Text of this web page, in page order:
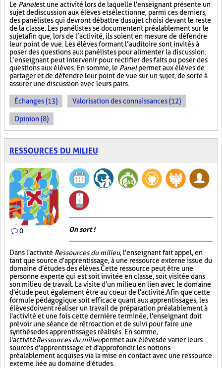
Le Panelest une activité lors de laquelle l'enseignant présente un
sujet de discussion aux élèves et sélectionne, parmi ces derniers,
des panélistes qui devront débattre du sujet choisi devant le reste
de la classe. Les panélistes se documentent préalablement sur le
sujet afin que, lors de l’activité, ils soient en mesure de défendre
leur point de vue. Les élèves formant l’auditoire sont invités à
poser des questions aux panélistes pour alimenter la discussion.
L’enseignant peut intervenir pour rectifier des faits ou poser des
questions aux élèves. En somme, le Panelpermet aux élèves de
partager et de défendre leur point de vue sur un sujet, de sorte à
assurer une discussion avec leurs pairs.
Échanges (13) Valorisation des connaissances (12)
Opinion (8)
RESSOURCES DU MILIEU
0 On sort !
Dans l'activité Ressources du milieu, l'enseignant fait appel, en
tant que source d'apprentissage, à une ressource externe issue du
domaine d'études des élèves. Cette ressource peut être une
personne experte qui est soit invitée en classe, soit visitée dans
son milieu de travail. La visite d'un milieu en lien avec le domaine
d'étude peut également être au coeur de l'activité. Afin que cette
formule pédagogique soit efficace quant aux apprentissages, les
élèves doivent réaliser un travail de préparation préalablement à
l'activité et une fois cette dernière terminée, l'enseignant doit
prévoir une séance de rétroaction et de suivi pour faire une
synthèse des apprentissages réalisés. En somme,
l'activitéRessources du milieupermet aux élèves de varier leurs
sources d'apprentissage et d'approfondir les notions
préalablement acquises via la mise en contact avec une ressource
externe liée au domaine d'études.